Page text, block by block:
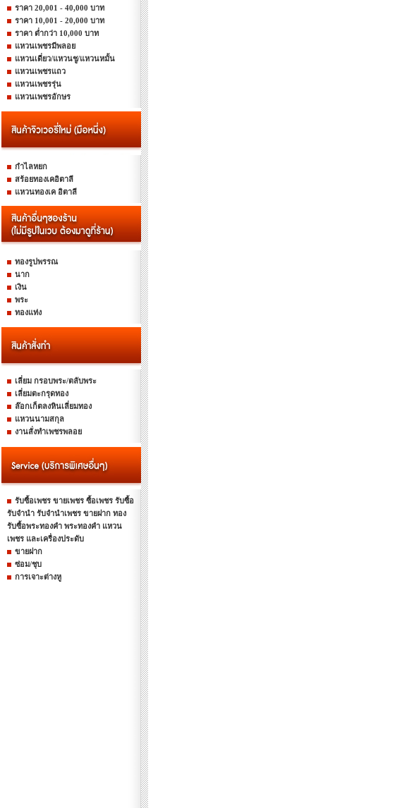
ราคา 20,001 - 40,000 บาท
ราคา 10,001 - 20,000 บาท
ราคา ต่ำกว่า 10,000 บาท
แหวนเพชรมีพลอย
แหวนเดี่ยว/แหวนชู/แหวนหมั้น
แหวนเพชรแถว
แหวนเพชรรุ่น
แหวนเพชรอักษร
กำไลหยก
สร้อยทองเคอิตาลี
แหวนทองเค อิตาลี
ทองรูปพรรณ
นาก
เงิน
พระ
ทองแท่ง
เลี่ยม กรอบพระ/ตลับพระ
เลี่ยมตะกรุดทอง
ล๊อกเก็ตลงหินเลี่ยมทอง
แหวนนามสกุล
งานสั่งทำเพชรพลอย
รับซื้อเพชร ขายเพชร ซื้อเพชร รับซื้อ
รับจำนำ รับจำนำเพชร ขายฝาก ทอง
รับซื้อพระทองคำ พระทองคำ แหวน
เพชร และเครื่องประดับ
ขายฝาก
ซ่อม/ชุบ
การเจาะต่างหู